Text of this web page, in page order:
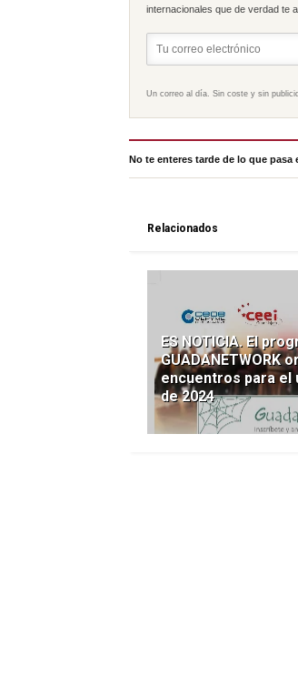
internacionales que de verdad te
Un correo al día. Sin coste y sin
No te enteres tarde de lo que pasa
Relacionados
ES NOTICIA. El
GUADANETWORK
encuentros para
de 2024